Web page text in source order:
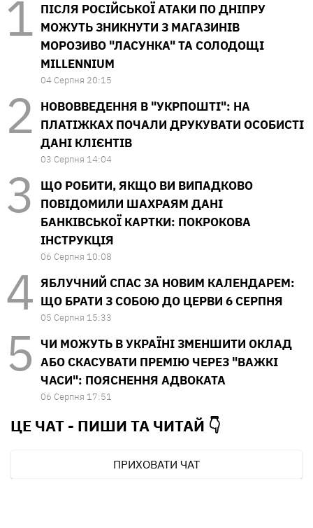
ПІСЛЯ РОСІЙСЬКОЇ АТАКИ ПО ДНІПРУ
МОЖУТЬ ЗНИКНУТИ З МАГАЗИНІВ
МОРОЗИВО "ЛАСУНКА" ТА СОЛОДОЩІ
MILLENNIUM
04 Серпня 20:15
НОВОВВЕДЕННЯ В "УКРПОШТІ": НА
ПЛАТІЖКАХ ПОЧАЛИ ДРУКУВАТИ ОСОБИСТІ
ДАНІ КЛІЄНТІВ
03 Серпня 14:04
ЩО РОБИТИ, ЯКЩО ВИ ВИПАДКОВО
ПОВІДОМИЛИ ШАХРАЯМ ДАНІ
БАНКІВСЬКОЇ КАРТКИ: ПОКРОКОВА
ІНСТРУКЦІЯ
06 Серпня 10:08
ЯБЛУЧНИЙ СПАС ЗА НОВИМ КАЛЕНДАРЕМ:
ЩО БРАТИ З СОБОЮ ДО ЦЕРВИ 6 СЕРПНЯ
05 Серпня 15:33
ЧИ МОЖУТЬ В УКРАЇНІ ЗМЕНШИТИ ОКЛАД
АБО СКАСУВАТИ ПРЕМІЮ ЧЕРЕЗ "ВАЖКІ
ЧАСИ": ПОЯСНЕННЯ АДВОКАТА
06 Серпня 17:51
ЦЕ ЧАТ - ПИШИ ТА ЧИТАЙ 👇
ПРИХОВАТИ ЧАТ